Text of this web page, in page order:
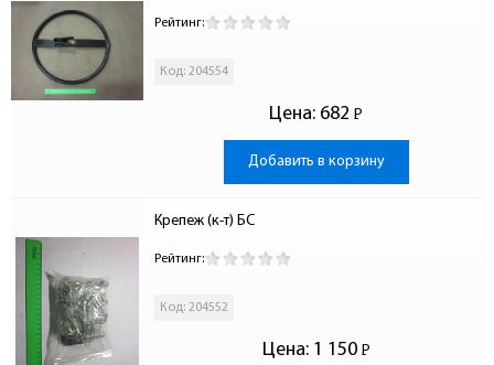
Рейтинг:
Код: 204554
Цена: 682 Р
-
Добавить в корзину
Крепеж (к-т) БС
Рейтинг:
Код: 204552
Цена: 1 150 Р
-